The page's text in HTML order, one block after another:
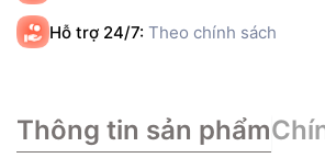
Hỗ trợ 24/7: Theo chính sách
Thông tin sản phẩm